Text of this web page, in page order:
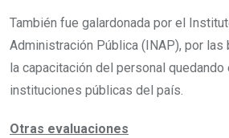
También fue galardonada por el
Administración Pública (INAP), por las
la capacitación del personal
instituciones públicas del país.
Otras evaluaciones